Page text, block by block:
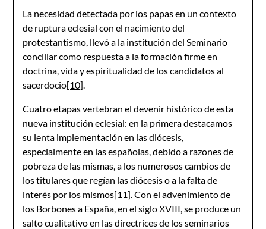
La necesidad detectada por los papas en un contexto
de ruptura eclesial con el nacimiento del
protestantismo, llevó a la institución del Seminario
conciliar como respuesta a la formación firme en
doctrina, vida y espiritualidad de los candidatos al
sacerdocio[10].
Cuatro etapas vertebran el devenir histórico de esta
nueva institución eclesial: en la primera destacamos
su lenta implementación en las diócesis,
especialmente en las españolas, debido a razones de
pobreza de las mismas, a los numerosos cambios de
los titulares que regían las diócesis o a la falta de
interés por los mismos[11]. Con el advenimiento de
los Borbones a España, en el siglo XVIII, se produce un
salto cualitativo en las directrices de los seminarios